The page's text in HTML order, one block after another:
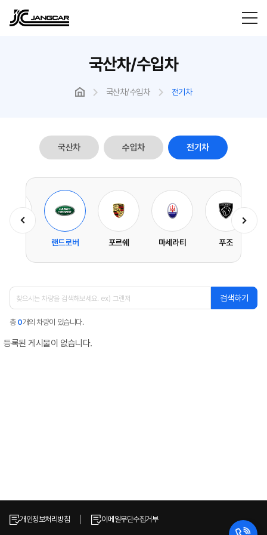
국산차/수입차
국산차/수입차 전기차
국산차 수입차 전기차
랜드로버 포르쉐 마세라티 푸조
총 0개의 차량이 있습니다.
검색하기
등록된 게시물이 없습니다.
개인정보처리방침 이메일무단수집거부